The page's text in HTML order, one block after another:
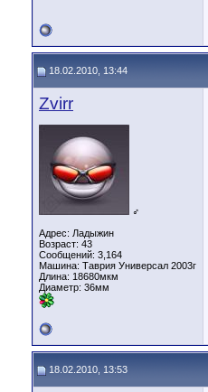
18.02.2010, 13:44
Zvirr
♂
Адрес: Ладыжин
Возраст: 43
Сообщений: 3,164
Машина: Таврия Универсал 2003г
Длина: 18680мкм
Диаметр: 36мм
18.02.2010, 13:53